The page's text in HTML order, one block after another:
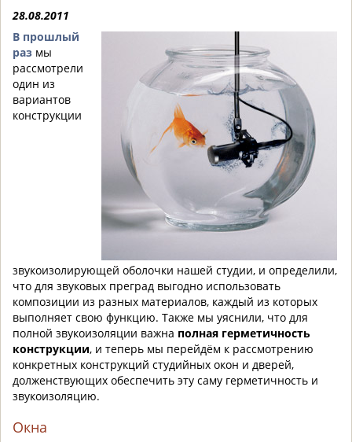
28.08.2011
В прошлый
раз мы
рассмотрели
один из
вариантов
конструкции
звукоизолирующей оболочки нашей студии, и определили,
что для звуковых преград выгодно использовать
композиции из разных материалов, каждый из которых
выполняет свою функцию. Также мы уяснили, что для
полной звукоизоляции важна полная герметичность
конструкции, и теперь мы перейдём к рассмотрению
конкретных конструкций студийных окон и дверей,
долженствующих обеспечить эту саму герметичность и
звукоизоляцию.
Окна